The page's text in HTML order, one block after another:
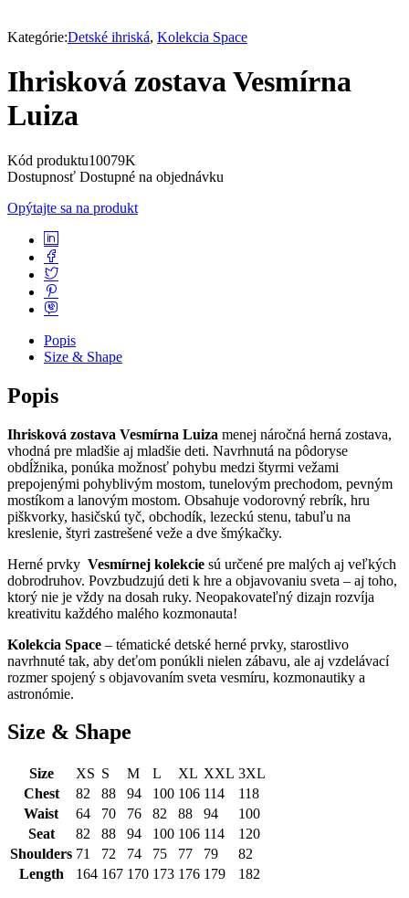
Kategórie:Detské ihriská, Kolekcia Space
Ihrisková zostava Vesmírna
Luiza
Kód produktu10079K
Dostupnosť Dostupné na objednávku
Opýtajte sa na produkt
Popis
Size & Shape
Popis
Ihrisková zostava Vesmírna Luiza menej náročná herná zostava,
vhodná pre mladšie aj mladšie deti. Navrhnutá na pôdoryse
obdĺžnika, ponúka možnosť pohybu medzi štyrmi vežami
prepojenými pohyblivým mostom, tunelovým prechodom, pevným
mostíkom a lanovým mostom. Obsahuje vodorovný rebrík, hru
piškvorky, hasičskú tyč, obchodík, lezeckú stenu, tabuľu na
kreslenie, štyri zastrešené veže a dve šmýkačky.
Herné prvky Vesmírnej kolekcie sú určené pre malých aj veľkých
dobrodruhov. Povzbudzujú deti k hre a objavovaniu sveta – aj toho,
ktorý nie je vždy na dosah ruky. Neopakovateľný dizajn rozvíja
kreativitu každého malého kozmonauta!
Kolekcia Space – tématické detské herné prvky, starostlivo
navrhnuté tak, aby deťom ponúkli nielen zábavu, ale aj vzdelávací
rozmer spojený s objavovaním sveta vesmíru, kozmonautiky a
astronómie.
Size & Shape
Size XS S M L XL XXL 3XL
Chest
82 88 94 100 106 114
118
Waist
64 70 76 82 88 94
100
Seat
82 88 94 100 106 114
120
Shoulders 71 72 74 75 77 79
82
Length
164 167 170 173 176 179 182